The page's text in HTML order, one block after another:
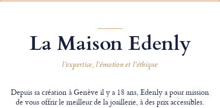
La Maison Edenly
l’expertise, l’émotion et l’éthique
Depuis sa création à Genève il y a 18 ans, Edenly a pour mission
de vous offrir le meilleur de la joaillerie, à des prix accessibles.